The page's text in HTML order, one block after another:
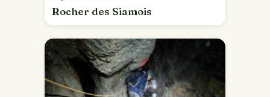
Rocher des Siamois